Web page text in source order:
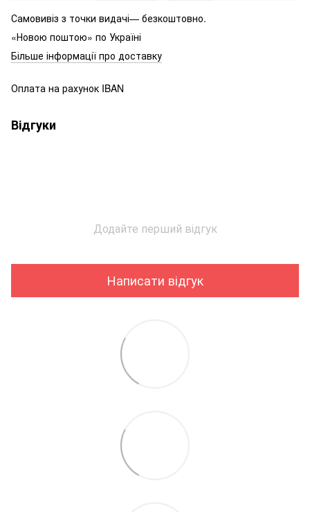
Самовивіз з точки видачі— безкоштовно.
«Новою поштою» по Україні
Більше інформації про доставку
Оплата на рахунок IBAN
Відгуки
Додайте перший відгук
Написати відгук